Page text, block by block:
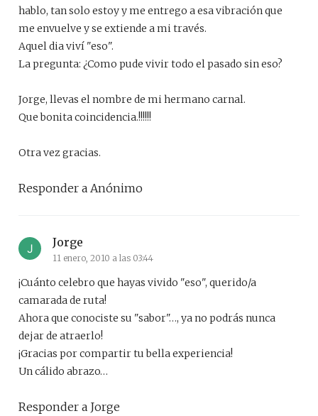
hablo, tan solo estoy y me entrego a esa vibración que
me envuelve y se extiende a mi través.
Aquel dia viví "eso".
La pregunta: ¿Como pude vivir todo el pasado sin eso?
Jorge, llevas el nombre de mi hermano carnal.
Que bonita coincidencia.!!!!!!
Otra vez gracias.
Responder a Anónimo
Jorge
11 enero, 2010 a las 03:44
¡Cuánto celebro que hayas vivido "eso", querido/a
camarada de ruta!
Ahora que conociste su "sabor"…, ya no podrás nunca
dejar de atraerlo!
¡Gracias por compartir tu bella experiencia!
Un cálido abrazo…
Responder a Jorge